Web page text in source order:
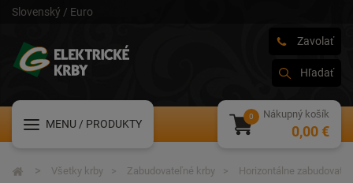
Slovenský / Euro
Zavolať
Hľadať
MENU / PRODUKTY
Nákupný košík
0,00 €
Všetky krby Zabudovateľné krby Horizontálne